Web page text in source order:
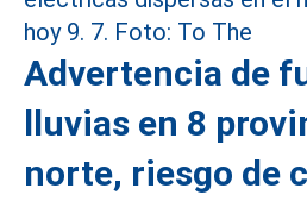
Advertencia de
lluvias en 8
norte, riesgo de